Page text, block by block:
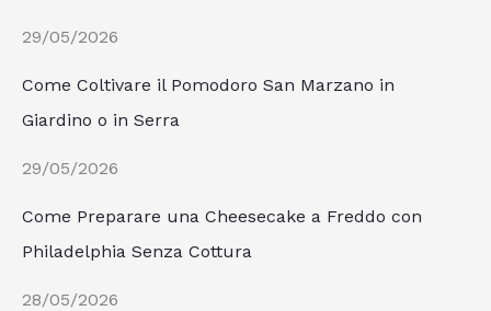
29/05/2026
Come Coltivare il Pomodoro San Marzano in
Giardino o in Serra
29/05/2026
Come Preparare una Cheesecake a Freddo con
Philadelphia Senza Cottura
28/05/2026